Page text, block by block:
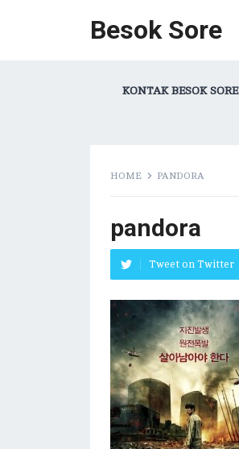
Besok Sore
KONTAK BESOK SORE
HOME PANDORA
pandora
Tweet on Twitter